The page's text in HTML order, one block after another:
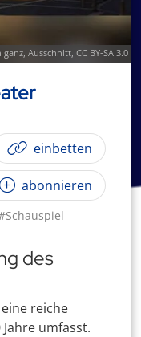
ganz, Ausschnitt, CC BY-SA 3.0
einbetten
abonnieren
des
reiche
umfasst.